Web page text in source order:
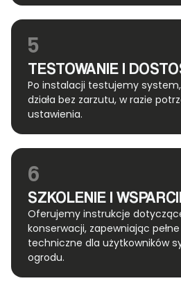
5
TESTOWANIE I
Po instalacji testujemy
działa bez zarzutu, w razie
ustawienia.
6
SZKOLENIE I
Oferujemy instrukcje
konserwacji, zapewniając
techniczne dla użytkowników
ogrodu.